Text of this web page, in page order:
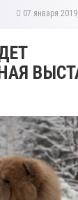
07 января